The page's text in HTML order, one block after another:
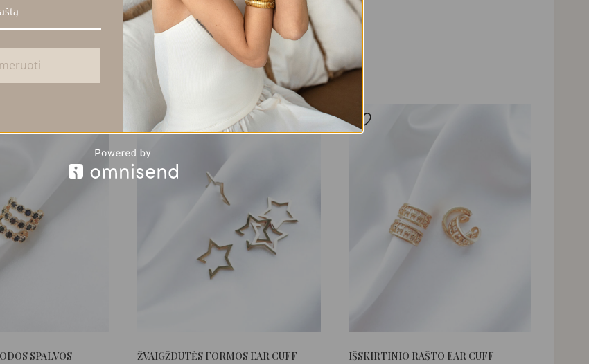
SPALVOS
ŽVAIGŽDUTĖS FORMOS EAR CUFF IŠSKIRTINIO RAŠTO EAR CUFF